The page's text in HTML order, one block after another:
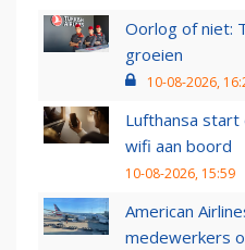
Oorlog of niet:
groeien
10-08-2026,
Lufthansa start
wifi aan boord
10-08-2026, 15:59
American
medewerkers